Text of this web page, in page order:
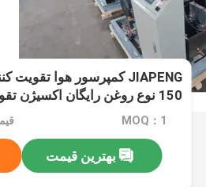
150 نوع روغن رایگان اکسیژن تقویت کننده سوپر شارژر
MOQ：1
بهترین قیمت